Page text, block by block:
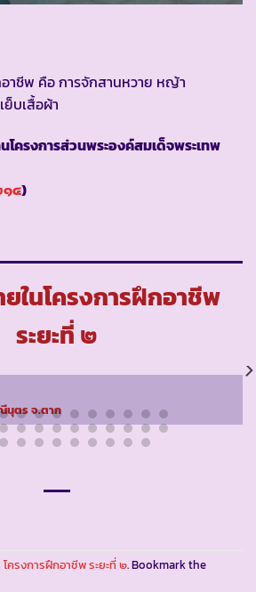
าชีพ คือ การจักสานหวาย หญ้า
บเสื้อผ้า
โครงการส่วนพระองค์สมเด็จพระเทพ
๔)
ยในโครงการฝึกอาชีพ
ระยะที่ ๒
นุตร จ.ตาก
โครงการฝึกอาชีพ ระยะที่ ๒. Bookmark the